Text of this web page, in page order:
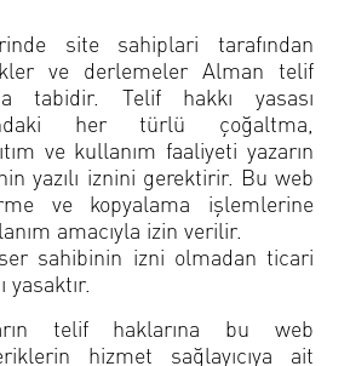
site sahiplari tarafından
ve derlemeler Alman telif
tabidir. Telif hakkı yasası
her türlü çoğaltma,
ve kullanım faaliyeti yazarın
yazılı iznini gerektirir. Bu web
ve kopyalama işlemlerine
amacıyla izin verilir.
sahibinin izni olmadan ticari
yasaktır.
telif haklarına bu web
hizmet sağlayıcıya ait